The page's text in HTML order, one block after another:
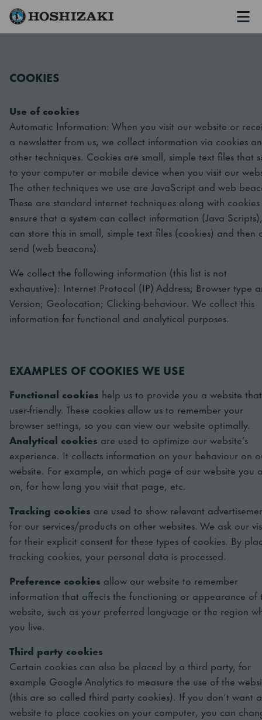
Hoshizaki Sweden
COOKIES
Use of cookies
Automatic Information: When you visit our website or
a newsletter from us, we collect information via cookies
other techniques. Cookies are small, simple text files that
to your computer or mobile device when you visit our
The other techniques we use are JavaScript and web
These are standard internet techniques along with
ensure that a system can collect information (Java Scripts),
can store this in small, simple text files (cookies) and then
send (web beacons).
We collect the following information (this list is not
exhaustive): Internet Protocol (IP) Address; Browser type
Version; Geolocation; Clicking-behaviour. We collect this
information for functional and analytical purposes.
EXAMPLES OF COOKIES WE USE
Functional cookies help us to provide you a website
user-friendly. These cookies allow us to remember your
browser settings, so you can view our website optimally.
Analytical cookies are used to optimize our website’s
experience. It collects information on your behaviour on
website. For example, on which page of our website you
on, for how long you visit that page, etc.
Tracking cookies are used to show relevant
for our services/products on other websites. We ask our
for their explicit consent for these types of cookies. By
tracking cookies, your personal data is processed.
Preference cookies allow our website to remember
information that affects the functioning or appearance of
website, such as your preferred language or the region
you live.
Third party cookies
Certain cookies can also be placed by a third party, for
example Google Analytics to measure the use of the
(this are so called third party cookies). If you don’t want a
website to place cookies on your computer, you can